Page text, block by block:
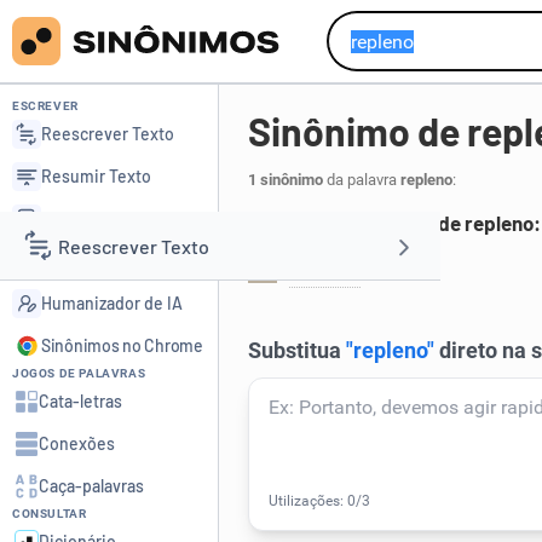
Reescrever Texto
Resumir Texto
Corrigir Texto
Detector de IA
Humanizador de IA
ESCREVER
Reescrever Texto
Resumir Texto
Detector de IA
Humanizador de IA
Sinônimos no Chrome
JOGOS DE PALAVRAS
Cata-letras
Conexões
Caça-palavras
CONSULTAR
Sinônimo de
1 sinônimoda palavra repleno:
Principais sinônimos de repleno: